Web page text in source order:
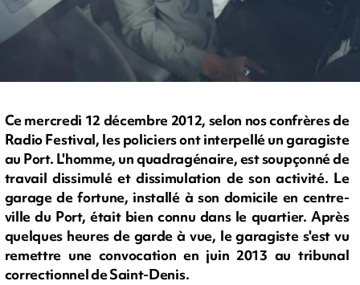
Ce mercredi 12 décembre 2012, selon nos confrères de
Radio Festival, les policiers ont interpellé un garagiste
au Port. L'homme, un quadragénaire, est soupçonné de
travail dissimulé et dissimulation de son activité. Le
garage de fortune, installé à son domicile en centre-
ville du Port, était bien connu dans le quartier. Après
quelques heures de garde à vue, le garagiste s'est vu
remettre une convocation en juin 2013 au tribunal
correctionnel de Saint-Denis.